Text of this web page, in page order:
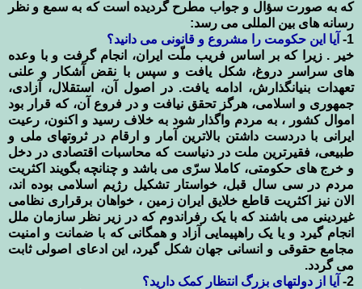
که به صورت سؤال و جواب مطرح گردیده است که به سمع و نظر
رسانه های بین المللی می رسد:
1-
آیا این حکومت را مشروع و قانونی می دانید؟
خیر . زیرا که بر اساس فریب ملّت ایران، انجام گرفت و با وعده
های سراسر دروغ، شکل یافت و سپس با نقض آشکار و علنی
تعهدات بنیانگذارش، ادامه یافت. در اصول آن، استقلال، آزادی،
جمهوری و اسلامی، هرگز تحقق نیافت و در فروع آن، که قرار بود
اموال کشور ، به مردم واگذار شود به خلاف رسید و اکنون، رعیت
ایرانی با دردست داشتن بالاترین آمار و ارقام در ثروتهای ملی و
طبیعی، فقیرترین ملت در دنیاست که محاسبات اقتصادی در دخل
و خرج های حکومتی، کاملا سرّی می باشد و چنانچه بگویند اکثریت
مردم در سی سال قبل، خواستار تشکیل رژیم اسلامی بوده اند،
الان نیز اکثریت قاطع خلایق ایران زمین ، خواهان برقراری نظامی
غیردینی می باشند که با یک رفراندوم که در زیر نظر سازمان ملل
انجام گیرد و یا یک راهپیمایی آزاد و همگانی که با ضمانت و امنیت
مجامع حقوقی و انسانی جهان شکل گیرد، این ادعای اصولی ثابت
می گردد.
2-
آیا از دولتهای بزرگ انتظار کمک دارید؟